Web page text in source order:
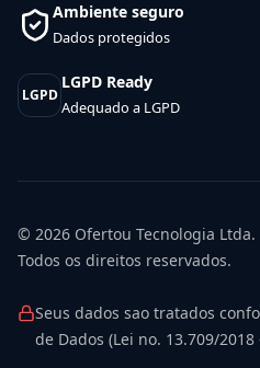
Ambiente seguro
Dados protegidos
LGPD
LGPD Ready
Adequado a LGPD
© 2026 Ofertou Tecnologia Ltda.
Todos os direitos reservados.
Seus dados sao tratados
de Dados (Lei no. 13.709/2018